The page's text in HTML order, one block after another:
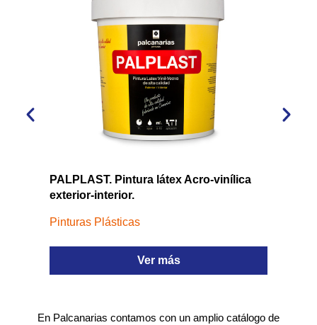
PALPLAST. Pintura látex Acro-vinílica
exterior-interior.
Pinturas Plásticas
Ver más
En Palcanarias contamos con un amplio catálogo de